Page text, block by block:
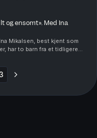
gang de møttes og hva tror
og ensomt». Med Ina
Mikalsen, best kjent som
har to barn fra et tidligere
få sitt tredje med ny
ble ikke gravid. De...